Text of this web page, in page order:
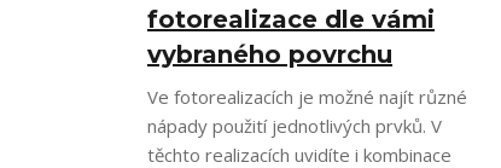
fotorealizace dle vámi
vybraného povrchu
Ve fotorealizacích je možné najít různé
nápady použití jednotlivých prvků. V
těchto realizacích uvidíte i kombinace